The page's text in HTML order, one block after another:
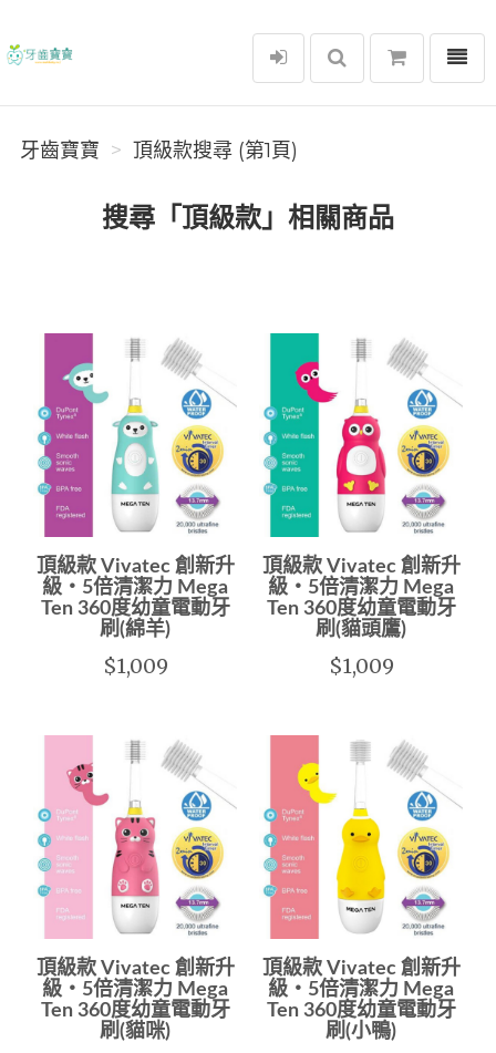
牙齒寶寶
選單
牙齒寶寶 頂級款搜尋 (第1頁)
搜尋「頂級款」相關商品
頂級款 Vivatec 創新升
級‧5倍清潔力 Mega
Ten 360度幼童電動牙
刷(綿羊)
$1,009
頂級款 Vivatec 創新升
級‧5倍清潔力 Mega
Ten 360度幼童電動牙
刷(貓頭鷹)
$1,009
頂級款 Vivatec 創新升
級‧5倍清潔力 Mega
Ten 360度幼童電動牙
刷(貓咪)
頂級款 Vivatec 創新升
級‧5倍清潔力 Mega
Ten 360度幼童電動牙
刷(小鴨)